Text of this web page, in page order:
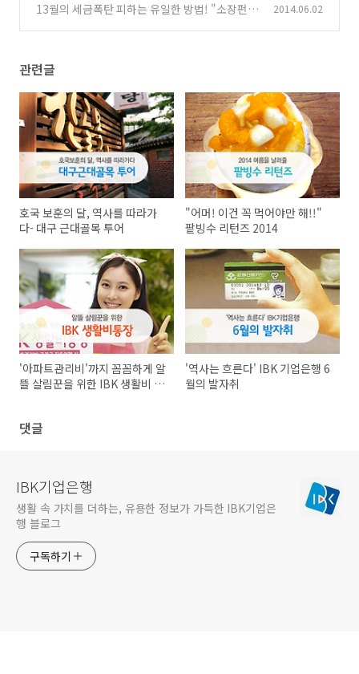
13월의 세금폭탄 피하는 유일한 방법! "소장펀
2014.06.02
관련글
호국 보훈의 달, 역사를 따라가
다- 대구 근대골목 투어
"어머! 이건 꼭 먹어야만 해!!"
팥빙수 리턴즈 2014
'아파트관리비'까지 꼼꼼하게 알
뜰 살림꾼을 위한 IBK 생활비 통
'역사는 흐른다' IBK 기업은행 6
월의 발자취
댓글
IBK기업은행
생활 속 가치를 더하는, 유용한 정보가 가득한 IBK기업은
행 블로그
구독하기